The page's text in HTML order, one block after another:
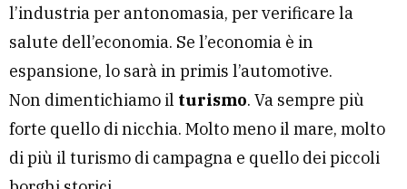
l’industria per antonomasia, per verificare la
salute dell’economia. Se l’economia è in
espansione, lo sarà in primis l’automotive.
Non dimentichiamo il turismo. Va sempre più
forte quello di nicchia. Molto meno il mare, molto
di più il turismo di campagna e quello dei piccoli